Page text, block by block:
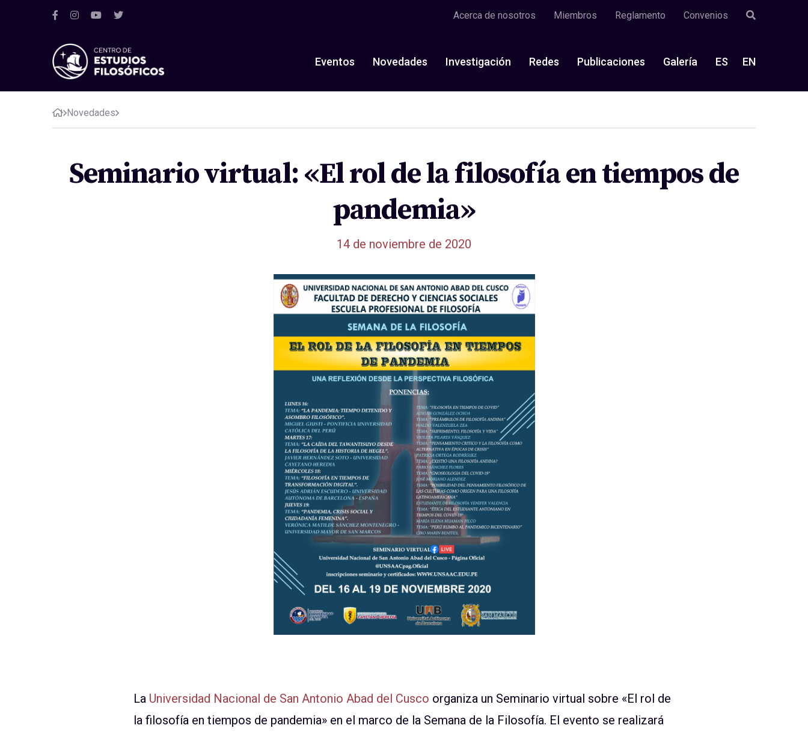
Acerca de nosotros Miembros Reglamento Convenios
Eventos Novedades Investigación Redes Publicaciones Galería ES EN
Novedades
Seminario virtual: «El rol de la filosofía en tiempos de
pandemia»
14 de noviembre de 2020
La Universidad Nacional de San Antonio Abad del Cusco organiza un Seminario virtual sobre «El rol de
la filosofía en tiempos de pandemia» en el marco de la Semana de la Filosofía. El evento se realizará